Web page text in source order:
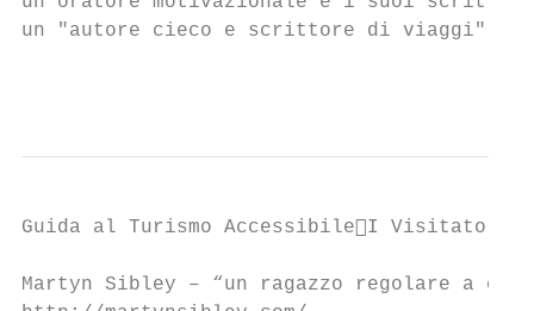
un "autore cieco e scrittore di viaggi".
Guida al Turismo AccessibileI Visitatori
Martyn Sibley – “un ragazzo regolare a